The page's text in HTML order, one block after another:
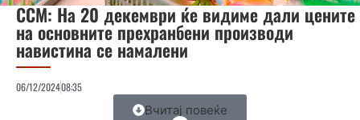
ССМ: На 20 декември ќе видиме дали цените
на основните прехранбени производи
навистина се намалени
06/12/202408:35
Вчитај повеќе